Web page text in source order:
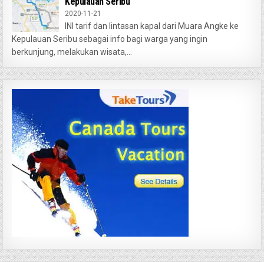
2020-11-21
INI tarif dan lintasan kapal dari Muara Angke ke
Kepulauan Seribu sebagai info bagi warga yang ingin
berkunjung, melakukan wisata,...